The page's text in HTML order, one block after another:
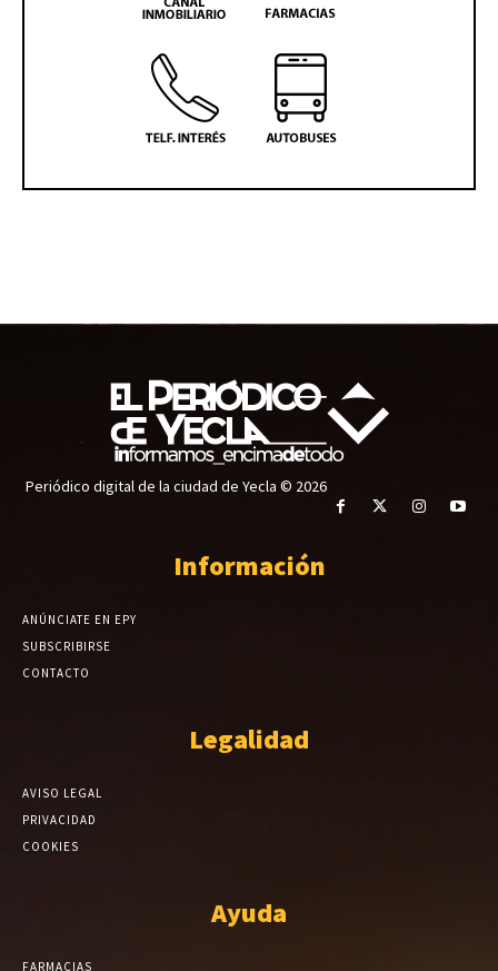
Periódico digital de la ciudad de Yecla © 2026
Información
ANÚNCIATE EN EPY
SUBSCRIBIRSE
CONTACTO
Legalidad
AVISO LEGAL
PRIVACIDAD
COOKIES
Ayuda
FARMACIAS